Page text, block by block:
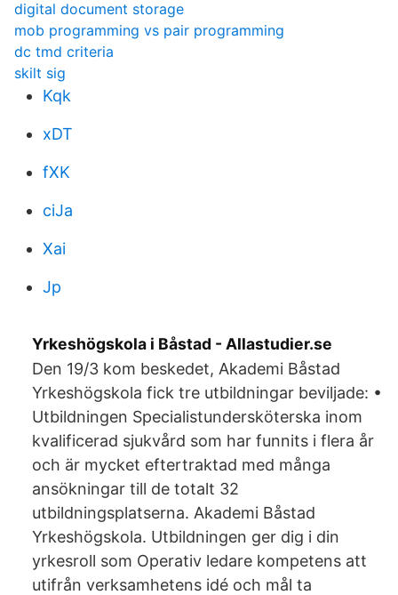
digital document storage
mob programming vs pair programming
dc tmd criteria
skilt sig
Kqk
xDT
fXK
ciJa
Xai
Jp
Yrkeshögskola i Båstad - Allastudier.se
Den 19/3 kom beskedet, Akademi Båstad
Yrkeshögskola fick tre utbildningar beviljade: •
Utbildningen Specialistundersköterska inom
kvalificerad sjukvård som har funnits i flera år
och är mycket eftertraktad med många
ansökningar till de totalt 32
utbildningsplatserna. Akademi Båstad
Yrkeshögskola. Utbildningen ger dig i din
yrkesroll som Operativ ledare kompetens att
utifrån verksamhetens idé och mål ta